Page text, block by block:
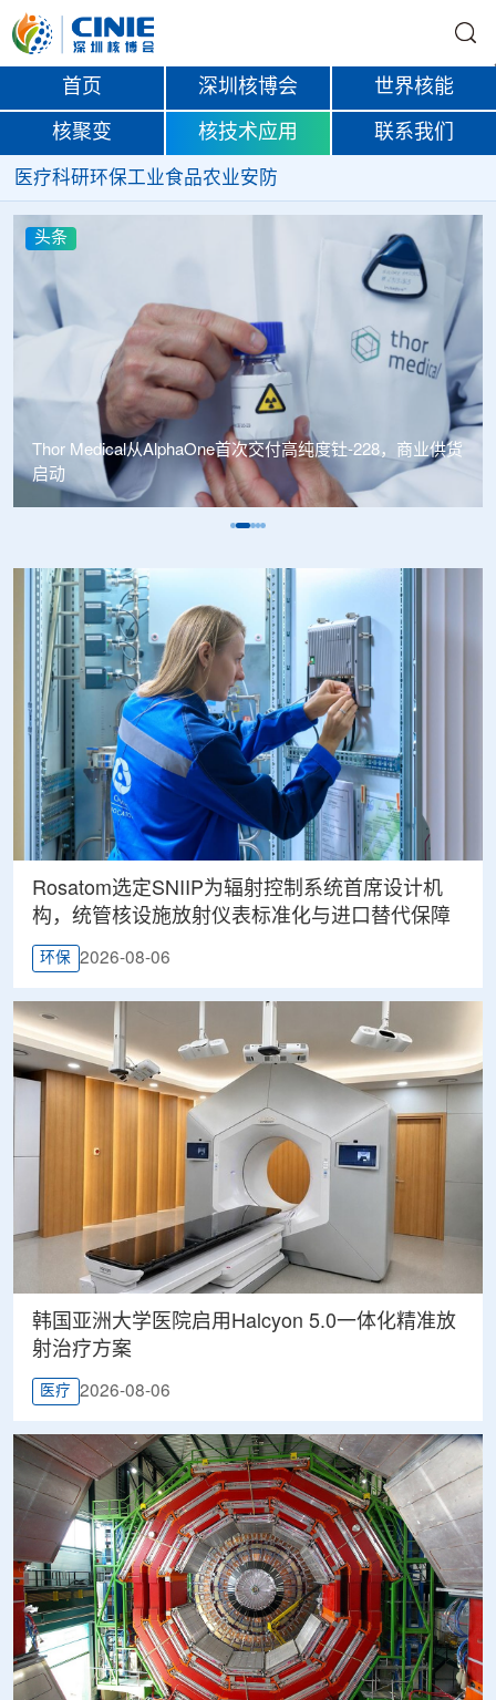
首页 深圳核博会 世界核能
核聚变 核技术应用 联系我们
医疗科研环保工业食品农业安防
头条
中广核达胜携手浙江嘉广束 打造国内首套全自主电子束固
化卷钢涂装产业链
Rosatom选定SNIIP为辐射控制系统首席设计机
构，统管核设施放射仪表标准化与进口替代保障
环保 2026-08-06
韩国亚洲大学医院启用Halcyon 5.0一体化精准放
射治疗方案
医疗 2026-08-06